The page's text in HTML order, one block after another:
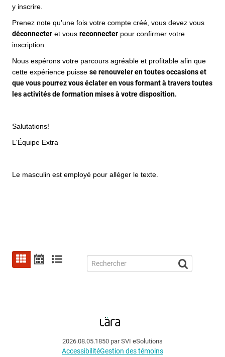
y inscrire.
Prenez note qu'une fois votre compte créé, vous devez vous
déconnecter et vous reconnecter pour confirmer votre
inscription.
Nous espérons votre parcours agréable et profitable afin que
cette expérience puisse se renouveler en toutes occasions et
que vous pourrez vous éclater en vous formant à travers toutes
les activités de formation mises à votre disposition.
Salutations!
L'Équipe Extra
Le masculin est employé pour alléger le texte.
2026.08.05.1850 par SVI eSolutions
AccessibilitéGestion des témoins